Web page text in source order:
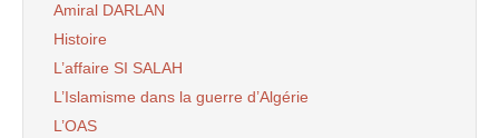
Amiral DARLAN
Histoire
L’affaire SI SALAH
L’Islamisme dans la guerre d’Algérie
L’OAS